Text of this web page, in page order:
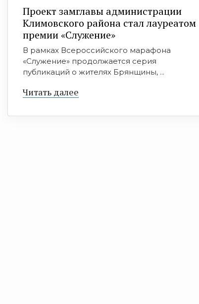
Проект замглавы администрации
Климовского района стал лауреатом
премии «Служение»
В рамках Всероссийского марафона
«Служение» продолжается серия
публикаций о жителях Брянщины, ...
Читать далее